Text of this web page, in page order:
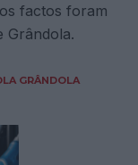
factos foram
Grândola.
GRÂNDOLA